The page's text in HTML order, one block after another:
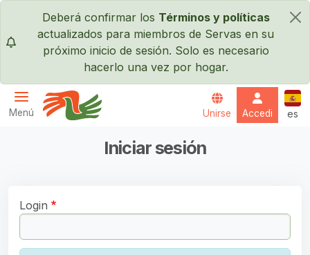
Pasar al contenido principal
×
Deberá confirmar los Términos y políticas
actualizados para miembros de Servas en su
próximo inicio de sesión. Solo es necesario
hacerlo una vez por hogar.
Menú Unirse Accedi es
Iniciar sesión
Login